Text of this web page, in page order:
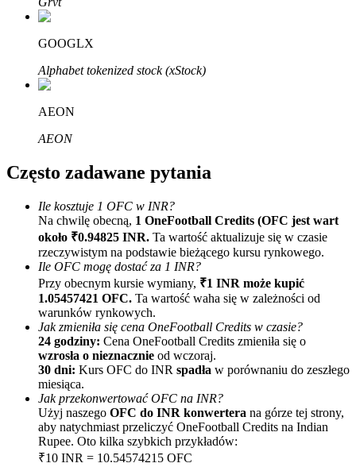
Afiliaci Bitrue
Aż do 65% prowizji!
Polecaj
Zaproś przyjaciela, aby otrzymać nagrody pieniężne
BTC Welcome Rewards
GOOGLX
Alphabet tokenized stock (xStock)
AEON
AEON
Często zadawane pytania
Ile kosztuje 1 OFC w INR?
Na chwilę obecną, 1 OneFootball Credits (OFC jest wart
około ₹0.94825 INR. Ta wartość aktualizuje się w czasie
rzeczywistym na podstawie bieżącego kursu rynkowego.
Ile OFC mogę dostać za 1 INR?
Przy obecnym kursie wymiany, ₹1 INR może kupić
1.05457421 OFC. Ta wartość waha się w zależności od
warunków rynkowych.
Jak zmieniła się cena OneFootball Credits w czasie?
24 godziny: Cena OneFootball Credits zmieniła się o
wzrosła o nieznacznie od wczoraj.
30 dni: Kurs OFC do INR spadła w porównaniu do zeszłego
miesiąca.
Jak przekonwertować OFC na INR?
Użyj naszego OFC do INR konwertera na górze tej strony,
aby natychmiast przeliczyć OneFootball Credits na Indian
Rupee. Oto kilka szybkich przykładów:
₹10 INR = 10.54574215 OFC